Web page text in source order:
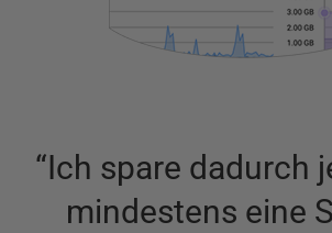
“Ich spare dadurch
mindestens eine